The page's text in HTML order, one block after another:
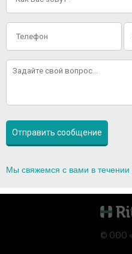
Мы свяжемся с вами в течении
© ООО